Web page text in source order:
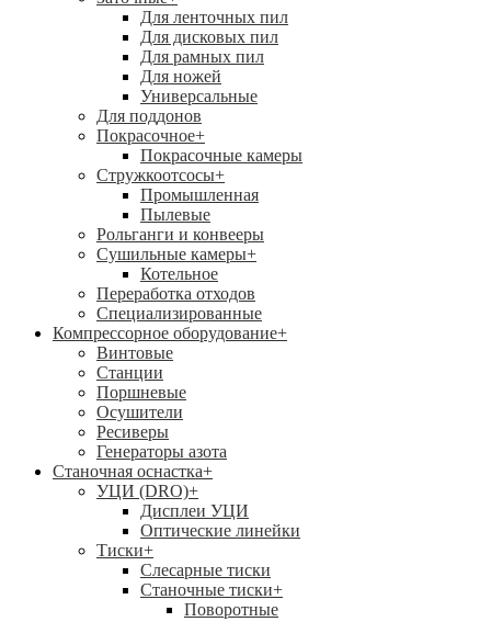
Для ленточных пил
Для дисковых пил
Для рамных пил
Для ножей
Универсальные
Для поддонов
Покрасочное+
Покрасочные камеры
Стружкоотсосы+
Промышленная
Пылевые
Рольганги и конвееры
Сушильные камеры+
Котельное
Переработка отходов
Специализированные
Компрессорное оборудование+
Винтовые
Станции
Поршневые
Осушители
Ресиверы
Генераторы азота
Станочная оснастка+
УЦИ (DRO)+
Дисплеи УЦИ
Оптические линейки
Тиски+
Слесарные тиски
Станочные тиски+
Поворотные